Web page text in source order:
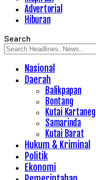
Advertorial
Hiburan
Search
Nasional
Daerah
Balikpapan
Bontang
Kutai
Samarinda
Kutai Barat
Hukum & Kriminal
Politik
Ekonomi